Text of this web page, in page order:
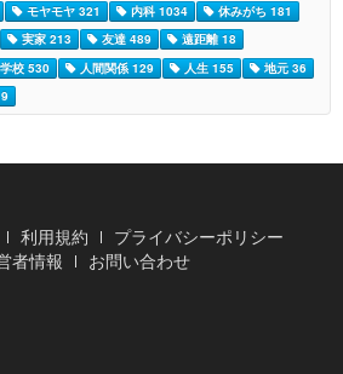
モヤモヤ 321 内科 1034
休みがち 181
実家 213 友達 489
遠距離 18
学校 530 人間関係 129 人生 155
地元 36
利用規約
プライバシーポリシー
者情報
お問い合わせ